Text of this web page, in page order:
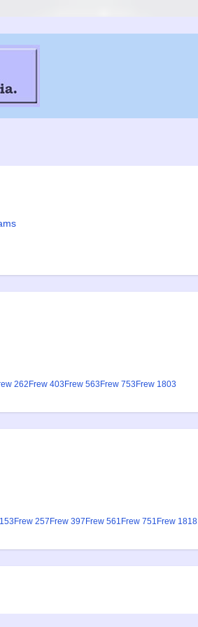
262 Frew 403 Frew 563 Frew 753 Frew 1803
Frew 257 Frew 397 Frew 561 Frew 751 Frew 1818